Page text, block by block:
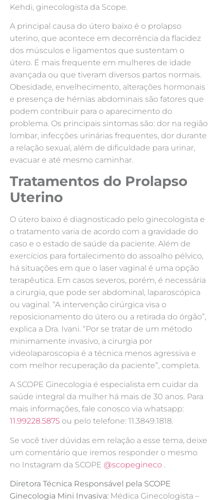
Kehdi, ginecologista da Scope.
A principal causa do útero baixo é o prolapso
uterino, que acontece em decorrência da flacidez
dos músculos e ligamentos que sustentam o
útero. É mais frequente em mulheres de idade
avançada ou que tiveram diversos partos normais.
Obesidade, envelhecimento, alterações hormonais
e presença de hérnias abdominais são fatores que
podem contribuir para o aparecimento do
problema. Os principais sintomas são: dor na região
lombar, infecções urinárias frequentes, dor durante
a relação sexual, além de dificuldade para urinar,
evacuar e até mesmo caminhar.
Tratamentos do Prolapso
Uterino
O útero baixo é diagnosticado pelo ginecologista e
o tratamento varia de acordo com a gravidade do
caso e o estado de saúde da paciente. Além de
exercícios para fortalecimento do assoalho pélvico,
há situações em que o laser vaginal é uma opção
terapêutica. Em casos severos, porém, é necessária
a cirurgia, que pode ser abdominal, laparoscópica
ou vaginal. “A intervenção cirúrgica visa o
reposicionamento do útero ou a retirada do órgão”,
explica a Dra. Ivani. “Por se tratar de um método
minimamente invasivo, a cirurgia por
videolaparoscopia é a técnica menos agressiva e
com melhor recuperação da paciente”, completa.
A SCOPE Ginecologia é especialista em cuidar da
saúde integral da mulher há mais de 30 anos. Para
mais informações, fale conosco via whatsapp:
11.99228.5875 ou pelo telefone: 11.3849.1818.
Se você tiver dúvidas em relação a esse tema, deixe
um comentário que iremos responder o mesmo
no Instagram da SCOPE @scopegineco .
Diretora Técnica Responsável pela SCOPE
Ginecologia Mini Invasiva: Médica Ginecologista –